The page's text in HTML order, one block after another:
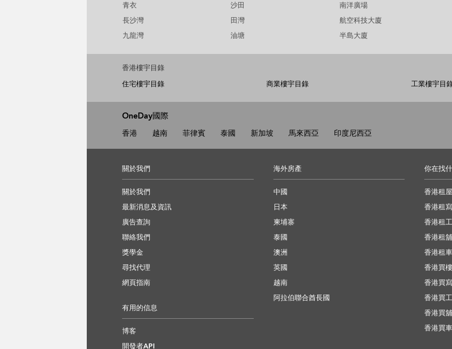
青衣
長沙灣
九龍灣
沙田
田灣
油塘
南洋廣場
航空科技大廈
半島大廈
香港樓宇目錄
住宅樓宇目錄
商業樓宇目錄 工業樓宇目
OneDay國際
香港 越南 菲律賓 泰國 新加坡 馬來西亞 印度尼西亞
關於我們
關於我們
最新消息及資訊
廣告查詢
聯絡我們
獎學金
尋找代理
網頁指南
有用的信息
博客
開發者API
海外房產
中國
日本
柬埔寨
泰國
澳洲
英國
越南
阿拉伯聯合酋長國
你在找
香港租
香港租
香港租
香港租
香港租
香港買
香港買
香港買
香港買
香港買